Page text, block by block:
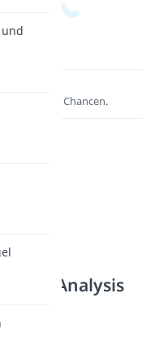
hier deine Chancen.
Analysis